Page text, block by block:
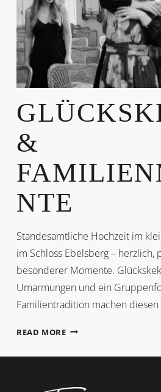
&
NTE
Standesamtliche Hochzeit im
im Schloss Ebelsberg –
besonderer Momente.
Umarmungen und ein
Familientradition machen diesen
READ MOREGLÜCKSKEKSE
FAMILIENMOMENTE